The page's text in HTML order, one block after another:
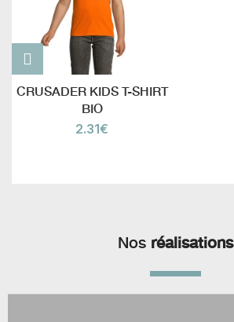
CRUSADER KIDS T-SHIRT
BIO
2.31€
Nos réalisations